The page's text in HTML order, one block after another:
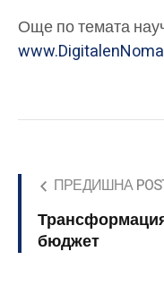
Още по темата
ПРЕДИШНА
бюджет